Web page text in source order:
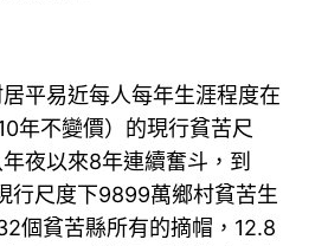
易近每人每年生涯程度在
年不變價）的現行貧苦尺
夜以來8年連續奮斗，到
行尺度下9899萬鄉村貧苦生
個貧苦縣所有的摘帽，12.8